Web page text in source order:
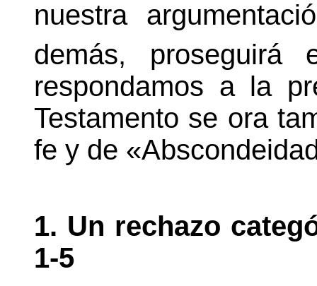
nuestra
demás,
respondamos a la
Testamento se ora
fe y de
1. Un rechazo
1-5